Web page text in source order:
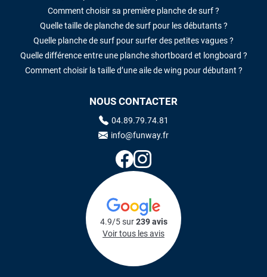
Comment choisir sa première planche de surf ?
Quelle taille de planche de surf pour les débutants ?
Quelle planche de surf pour surfer des petites vagues ?
Quelle différence entre une planche shortboard et longboard ?
Comment choisir la taille d’une aile de wing pour débutant ?
NOUS CONTACTER
04.89.79.74.81
info@funway.fr
4.9/5 sur239 avis
Voir tous les avis